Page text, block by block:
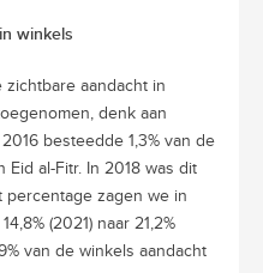
winkels
aandacht in
denk aan
besteedde 1,3% van de
Eid al-Fitr. In 2018 was dit
percentage zagen we in
(2021) naar 21,2%
van de winkels aandacht